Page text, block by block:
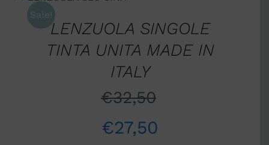
Sale!
DETTAGLI
LENZUOLA SINGOLE
TINTA UNITA MADE IN
ITALY
€32,50
€27,50